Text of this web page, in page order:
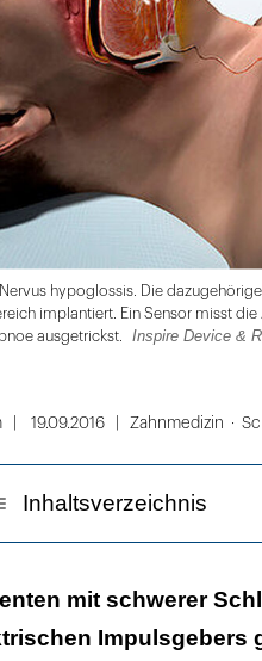
hypoglossis. Die
implantiert. Ein Sensor misst
ausgetrickst.
Inspire Device &
19.09.2016 Zahnmedizin
Inhaltsverzeichnis
Das atmungsgesteuerte
Weltweit erst 1.000 Geräte
mit schwerer
Impulsgebers